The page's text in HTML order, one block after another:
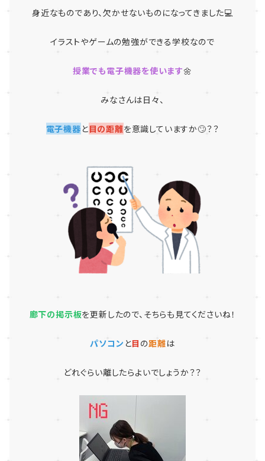
身近なものであり、欠かせないものになってきました💻
イラストやゲームの勉強ができる学校なので
授業でも電子機器を使います🌼
みなさんは日々、
電子機器と目の距離を意識していますか🙄？？
廊下の掲示板を更新したので、そちらも見てくださいね！
パソコン と目 の距離は
どれぐらい離したらよいでしょうか？？